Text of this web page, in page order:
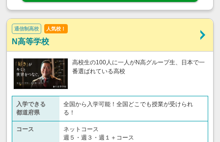
通信制高校 人気校！
N高等学校
高校生の100人に一人がN高グループ生、日本で一
番選ばれている高校
入学できる
都道府県
全国から入学可能！全国どこでも授業が受けられ
る！
コース
ネットコース
週５・週３・週１＋コース